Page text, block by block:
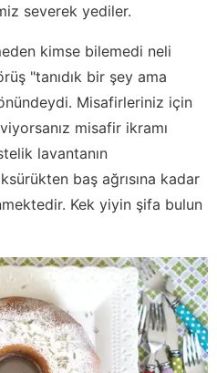
severek yediler.
kimse bilemedi neli
"tanıdık bir şey ama
Misafirleriniz için
misafir ikramı
lavantanın
baş ağrısına kadar
Kek yiyin şifa bulun